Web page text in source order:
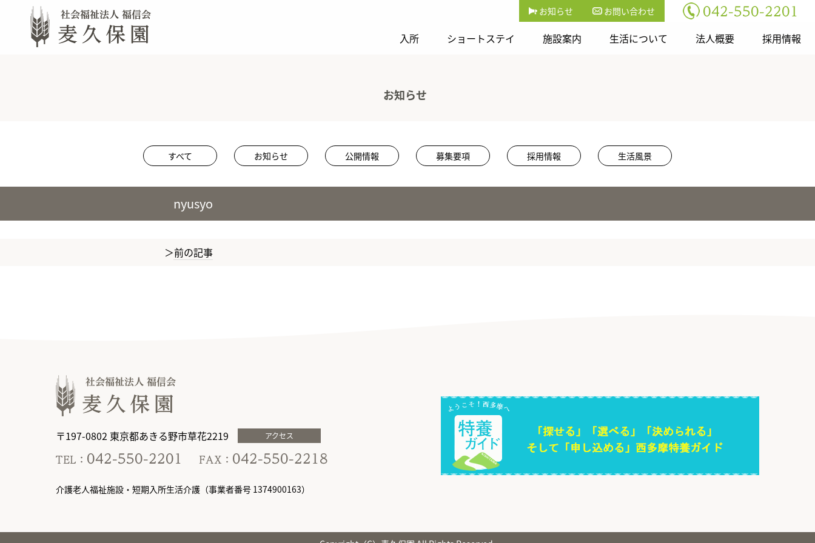
お知らせ お問い合わせ
入所 ショートステイ 施設案内 生活について 法人概要 採用情報
お知らせ
すべて お知らせ 公開情報 募集要項 採用情報 生活風景
nyusyo
前の記事
〒197-0802 東京都あきる野市草花2219 アクセス
介護老人福祉施設・短期入所生活介護（事業者番号 1374900163）